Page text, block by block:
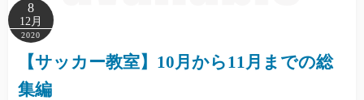
8
12月
2020
【サッカー教室】10月から11月までの総
集編